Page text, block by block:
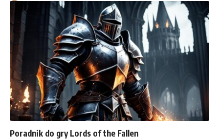
Poradnik do gry Lords of the Fallen